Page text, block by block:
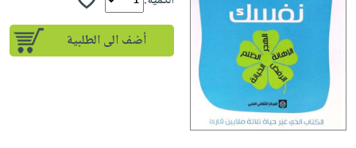
إختياراتنا
أكاديمية
صندوق
القراءة
English
iKitab
حدود
يتكرر
طرحها
أسئلة
يتكرر
طرحها
تحميل
masmu3
على
المواضيع
الأكثر
مبيعاً
إختياراتنا
وسائل
تعليمية
الصحة
والعناية
الشخصية
جديد
أضف الى الطلبية